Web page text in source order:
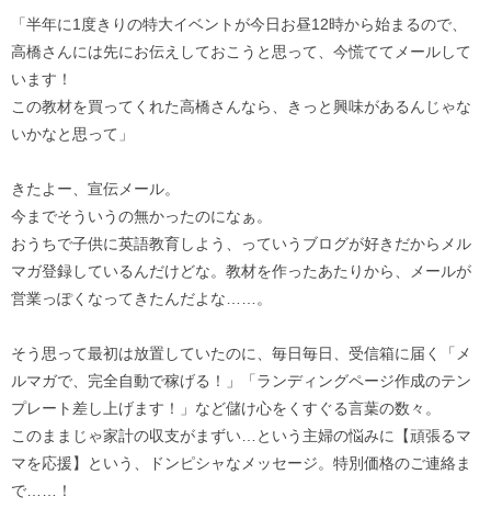
「半年に1度きりの特大イベントが今日お昼12時から始まるので、
高橋さんには先にお伝えしておこうと思って、今慌ててメールして
います！
この教材を買ってくれた高橋さんなら、きっと興味があるんじゃな
いかなと思って」
きたよー、宣伝メール。
今までそういうの無かったのになぁ。
おうちで子供に英語教育しよう、っていうブログが好きだからメル
マガ登録しているんだけどな。教材を作ったあたりから、メールが
営業っぽくなってきたんだよな……。
そう思って最初は放置していたのに、毎日毎日、受信箱に届く「メ
ルマガで、完全自動で稼げる！」「ランディングページ作成のテン
プレート差し上げます！」など儲け心をくすぐる言葉の数々。
このままじゃ家計の収支がまずい…という主婦の悩みに【頑張るマ
マを応援】という、ドンピシャなメッセージ。特別価格のご連絡ま
で……！